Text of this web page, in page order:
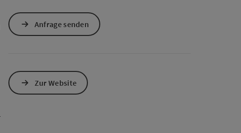
Anfrage senden
Zur Website